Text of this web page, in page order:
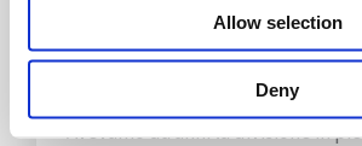
Allow selection
Deny
Avevamo da anni la divisione in